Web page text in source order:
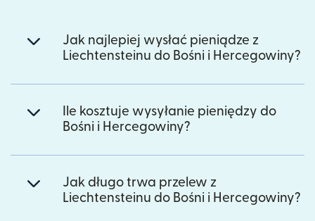
Jak najlepiej wysłać pieniądze z
Liechtensteinu do Bośni i Hercegowiny?
Ile kosztuje wysyłanie pieniędzy do
Bośni i Hercegowiny?
Jak długo trwa przelew z
Liechtensteinu do Bośni i Hercegowiny?